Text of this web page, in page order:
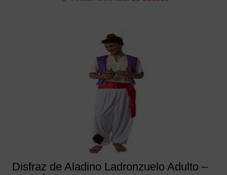
producto
variantes.
Las
opciones
se
pueden
elegir
página
de
Disfraz de Aladino Ladronzuelo Adulto –